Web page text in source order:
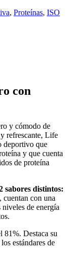
, Proteínas, ISO
con
y cómodo de
refrescante, Life
deportivo que
y que cuenta
de proteína
sabores distintos:
cuentan con una
de energía
81%. Destaca su
estándares de